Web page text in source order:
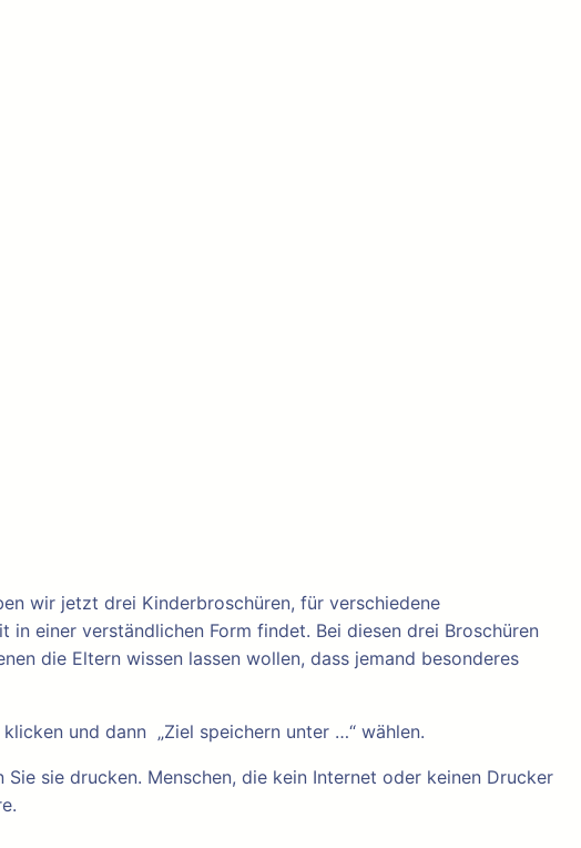
wir jetzt drei Kinderbroschüren, für verschiedene
einer verständlichen Form findet. Bei diesen drei Broschüren
die Eltern wissen lassen wollen, dass jemand besonderes
und dann „Ziel speichern unter …“ wählen.
sie drucken. Menschen, die kein Internet oder keinen Drucker